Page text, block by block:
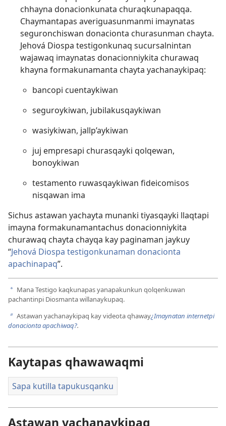
chhayna donacionkunata churaqkunapaqqa.
Chaymantapas averiguasunmanmi imaynatas
seguronchiswan donacionta churasunman chayta.
Jehová Diospa testigonkunaq sucursalnintan
wajawaq imaynatas donacionniykita churawaq
khayna formakunamanta chayta yachanaykipaq:
bancopi cuentaykiwan
seguroykiwan, jubilakusqaykiwan
wasiykiwan, jallp’aykiwan
juj empresapi churasqayki qolqewan,
bonoykiwan
testamento ruwasqaykiwan fideicomisos
nisqawan ima
Sichus astawan yachayta munanki tiyasqayki llaqtapi
imayna formakunamantachus donacionniykita
churawaq chayta chayqa kay paginaman jaykuy
“Jehová Diospa testigonkunaman donacionta
apachinapaq”.
a Mana Testigo kaqkunapas yanapakunkun qolqenkuwan
pachantinpi Diosmanta willanaykupaq.
b Astawan yachanaykipaq kay videota qhaway¿Imaynatan internetpi
donacionta apachiwaq?.
Kaytapas qhawawaqmi
Sapa kutilla tapukusqanku
Astawan yachanaykipaq